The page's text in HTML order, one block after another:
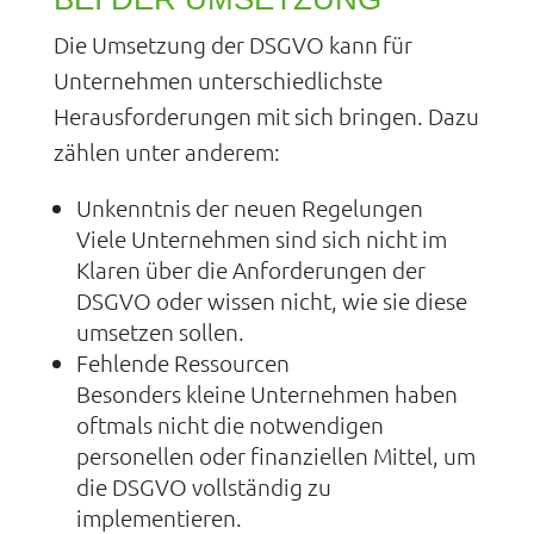
Die Umsetzung der DSGVO kann für
Unternehmen unterschiedlichste
Herausforderungen mit sich bringen. Dazu
zählen unter anderem:
Unkenntnis der neuen Regelungen
Viele Unternehmen sind sich nicht im
Klaren über die Anforderungen der
DSGVO oder wissen nicht, wie sie diese
umsetzen sollen.
Fehlende Ressourcen
Besonders kleine Unternehmen haben
oftmals nicht die notwendigen
personellen oder finanziellen Mittel, um
die DSGVO vollständig zu
implementieren.